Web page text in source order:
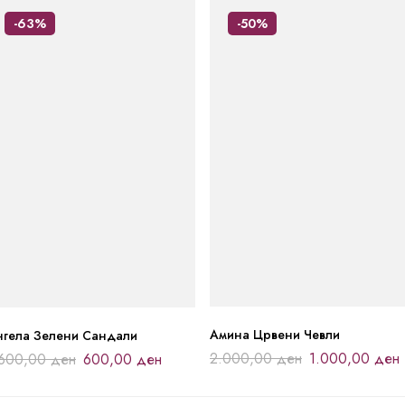
-63%
Зелени Сандали
ден 600,00 ден
-50%
Амина Црвени Чевли
2.000,00ден 1.000,00 ден